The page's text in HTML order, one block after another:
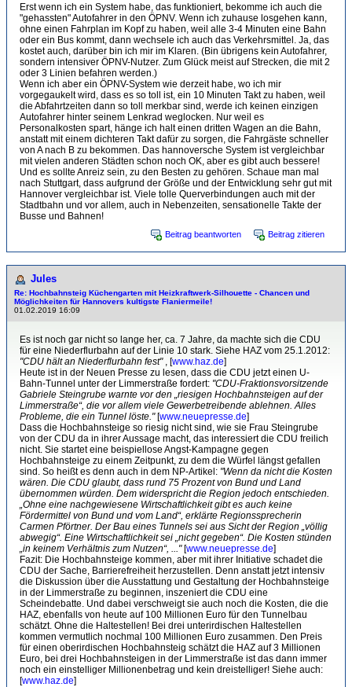
Erst wenn ich ein System habe, das funktioniert, bekomme ich auch die
"gehassten" Autofahrer in den ÖPNV. Wenn ich zuhause losgehen kann,
ohne einen Fahrplan im Kopf zu haben, weil alle 3-4 Minuten eine Bahn
oder ein Bus kommt, dann wechsele ich auch das Verkehrsmittel. Ja, das
kostet auch, darüber bin ich mir im Klaren. (Bin übrigens kein Autofahrer,
sondern intensiver ÖPNV-Nutzer. Zum Glück meist auf Strecken, die mit 2
oder 3 Linien befahren werden.)
Wenn ich aber ein ÖPNV-System wie derzeit habe, wo ich mir
vorgegaukelt wird, dass es so toll ist, ein 10 Minuten Takt zu haben, weil
die Abfahrtzeiten dann so toll merkbar sind, werde ich keinen einzigen
Autofahrer hinter seinem Lenkrad weglocken. Nur weil es
Personalkosten spart, hänge ich halt einen dritten Wagen an die Bahn,
anstatt mit einem dichteren Takt dafür zu sorgen, die Fahrgäste schneller
von A nach B zu bekommen. Das hannoversche System ist vergleichbar
mit vielen anderen Städten schon noch OK, aber es gibt auch bessere!
Und es sollte Anreiz sein, zu den Besten zu gehören. Schaue man mal
nach Stuttgart, dass aufgrund der Größe und der Entwicklung sehr gut mit
Hannover vergleichbar ist. Viele tolle Querverbindungen auch mit der
Stadtbahn und vor allem, auch in Nebenzeiten, sensationelle Takte der
Busse und Bahnen!
Beitrag beantworten Beitrag zitieren
Jules
Re: Hochbahnsteig Küchengarten mit Heizkraftwerk-Sil­hou­et­te - Chancen und
Möglichkeiten für Hannovers kultigste Flaniermeile!
01.02.2019 16:09
Es ist noch gar nicht so lange her, ca. 7 Jahre, da machte sich die CDU
für eine Niederflurbahn auf der Linie 10 stark. Siehe HAZ vom 25.1.2012:
"CDU hält an Niederflurbahn fest", [www.haz.de]
Heute ist in der Neuen Presse zu lesen, dass die CDU jetzt einen U-
Bahn-Tunnel unter der Limmerstraße fordert: "CDU-Fraktionsvorsitzende
Gabriele Steingrube warnte vor den „riesigen Hochbahnsteigen auf der
Limmerstraße“, die vor allem viele Gewerbetreibende ablehnen. Alles
Probleme, die ein Tunnel löste."[www.neuepresse.de]
Dass die Hochbahnsteige so riesig nicht sind, wie sie Frau Steingrube
von der CDU da in ihrer Aussage macht, das interessiert die CDU freilich
nicht. Sie startet eine beispiellose Angst-Kampagne gegen
Hochbahnsteige zu einem Zeitpunkt, zu dem die Würfel längst gefallen
sind. So heißt es denn auch in dem NP-Artikel: "Wenn da nicht die Kosten
wären. Die CDU glaubt, dass rund 75 Prozent von Bund und Land
übernommen würden. Dem widerspricht die Region jedoch entschieden.
„Ohne eine nachgewiesene Wirtschaftlichkeit gibt es auch keine
Fördermittel von Bund und vom Land“, erklärte Regionssprecherin
Carmen Pförtner. Der Bau eines Tunnels sei aus Sicht der Region „völlig
abwegig“. Eine Wirtschaftlichkeit sei „nicht gegeben“. Die Kosten stünden
„in keinem Verhältnis zum Nutzen“, ..."[www.neuepresse.de]
Fazit: Die Hochbahnsteige kommen, aber mit ihrer Initiative schadet die
CDU der Sache, Barrierefreiheit herzustellen. Denn anstatt jetzt intensiv
die Diskussion über die Ausstattung und Gestaltung der Hochbahnsteige
in der Limmerstraße zu beginnen, inszeniert die CDU eine
Scheindebatte. Und dabei verschweigt sie auch noch die Kosten, die die
HAZ, ebenfalls von heute auf 100 Millionen Euro für den Tunnelbau
schätzt. Ohne die Haltestellen! Bei drei unterirdischen Haltestellen
kommen vermutlich nochmal 100 Millionen Euro zusammen. Den Preis
für einen oberirdischen Hochbahnsteig schätzt die HAZ auf 3 Millionen
Euro, bei drei Hochbahnsteigen in der Limmerstraße ist das dann immer
noch ein einstelliger Millionenbetrag und kein dreistelliger! Siehe auch:
[www.haz.de]